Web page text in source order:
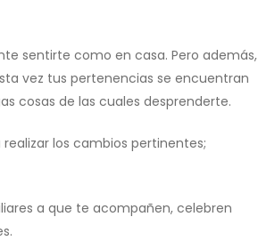
sentirte como en casa. Pero además,
vez tus pertenencias se encuentran
cosas de las cuales desprenderte.
los cambios pertinentes;
a que te acompañen, celebren